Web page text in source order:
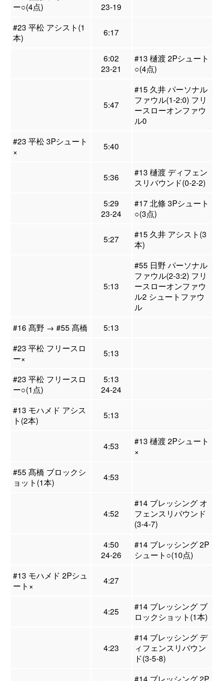
ー○(4点)
23-19
#23 平松 アシスト(1
本)
6:17
6:02
23-21
#13 樋渡 2Pシュート
○(4点)
5:47
#15 久井 パーソナル
ファウル(1-2:0) フリ
ースローオンファウ
ル0
#23 平松 3Pシュート
×
5:40
5:36
#13 樋渡 ディフェン
スリバウンド(0-2-2)
5:29
23-24
#17 北條 3Pシュート
○(3点)
5:27
#15 久井 アシスト(3
本)
5:13
#55 日野 パーソナル
ファウル(2-3:2) フリ
ースローオンファウ
ル2 シュートファウ
ル
#16 髙野 → #55 髙橋
5:13
#23 平松 フリースロ
ー×
5:13
#23 平松 フリースロ
ー○(1点)
5:13
24-24
#13 モハメド アシス
ト(2本)
5:13
4:53
#13 樋渡 2Pシュート
×
#55 髙橋 ブロックシ
ョット(1本)
4:53
4:52
#14 ブレッシング オ
フェンスリバウンド
(3-4-7)
4:50
24-26
#14 ブレッシング 2P
シュート○(10点)
#13 モハメド 2Pシュ
ート×
4:27
4:25
#14 ブレッシング ブ
ロックショット(1本)
4:23
#14 ブレッシング デ
ィフェンスリバウン
ド(3-5-8)
#14 ブレッシング 2P